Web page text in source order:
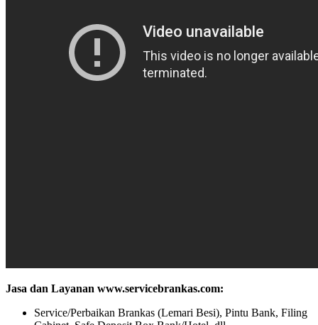
Jasa dan Layanan www.servicebrankas.com:
Service/Perbaikan Brankas (Lemari Besi), Pintu Bank, Filing